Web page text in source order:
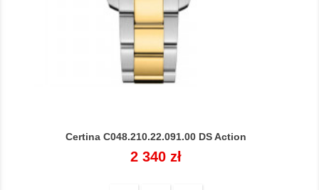
Certina C048.210.22.091.00 DS Action
Cena
2 340 zł